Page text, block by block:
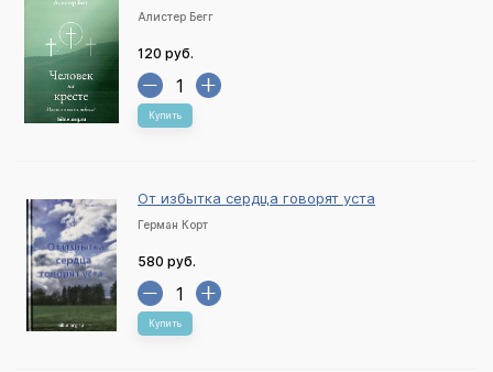
Алистер Бегг
120 руб.
Купить
От избытка сердца говорят уста
Герман Корт
580 руб.
Купить